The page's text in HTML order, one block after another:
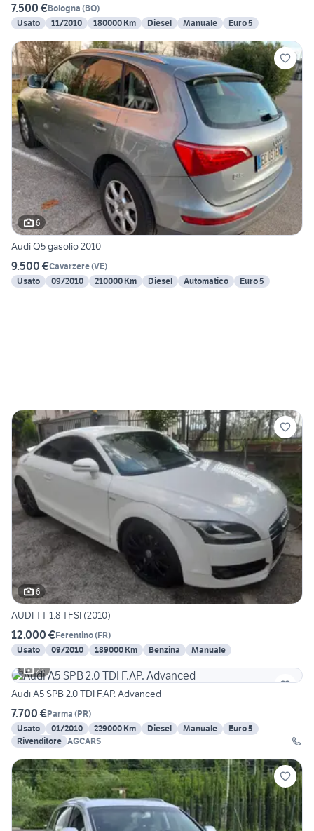
7.500 €Bologna (BO)
Usato
11/2010 180000 Km Diesel Manuale Euro 5
6
Audi Q5 gasolio 2010
9.500 €Cavarzere(VE)
Usato
09/2010 210000 Km Diesel Automatico Euro 5
6
AUDI TT 1.8 TFSI (2010)
12.000 €Ferentino(FR)
Usato
09/2010 189000 Km Benzina
Manuale
23
Audi A5 SPB 2.0 TDI F.AP. Advanced
7.700 €Parma (PR)
Usato
01/2010 229000 Km Diesel Manuale
Euro 5
Rivenditore AGCARS